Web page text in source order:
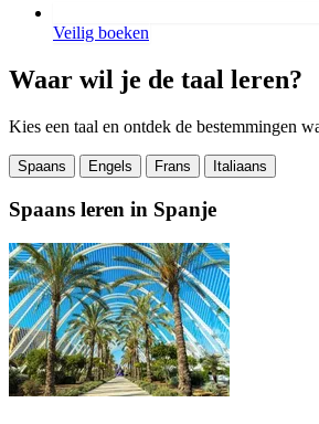
Veilig boeken
Waar wil je de taal leren?
Kies een taal en ontdek de bestemmingen
Spaans Engels Frans Italiaans
Spaans leren in Spanje